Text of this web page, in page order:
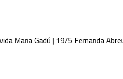
Maria Gadú | 19/5 Fernanda